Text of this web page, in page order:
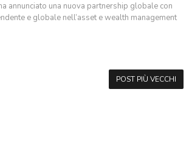
annunciato una nuova partnership globale con
e globale nell’asset e wealth management
POST PIÙ VECCHI